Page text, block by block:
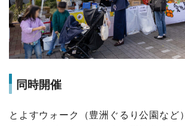
同時開催
とよすウォーク（豊洲ぐるり公園など）